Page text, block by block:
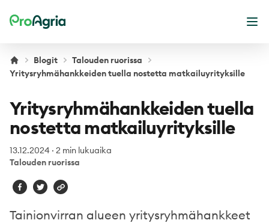
ProAgria
Blogit
Talouden ruorissa
Yritysryhmähankkeiden tuella nostetta matkailuyrityksille
Yritysryhmähankkeiden tuella
nostetta matkailuyrityksille
13.12.2024 · 2 min lukuaika
Talouden ruorissa
Tainionvirran alueen yritysryhmähankkeet